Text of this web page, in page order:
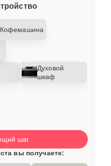
Кофемашина
Духовой
шкаф
шаг
вы получаете: